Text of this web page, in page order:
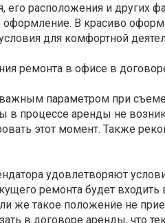
его расположения и других
В красиво
для комфортной
ремонта в офисе в
параметром при
в процессе аренды не
этот момент. Также
удовлетворяют
ремонта будет входить
же такое положение не
в договоре аренды, что